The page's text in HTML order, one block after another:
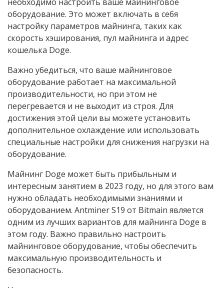
оборудование. Это может включать в себя
настройку параметров майнинга, таких как
скорость хэширования, пул майнинга и адрес
кошелька Doge.
Важно убедиться, что ваше майнинговое
оборудование работает на максимальной
производительности, но при этом не
перегревается и не выходит из строя. Для
достижения этой цели вы можете установить
дополнительное охлаждение или использовать
специальные настройки для снижения нагрузки на
оборудование.
Майнинг Doge может быть прибыльным и
интересным занятием в 2023 году, но для этого вам
нужно обладать необходимыми знаниями и
оборудованием. Antminer S19 от Bitmain является
одним из лучших вариантов для майнинга Doge в
этом году. Важно правильно настроить
майнинговое оборудование, чтобы обеспечить
максимальную производительность и
безопасность.